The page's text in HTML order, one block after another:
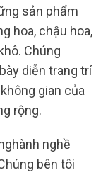
sản phẩm
hoa, chậu hoa,
Chúng
diễn trang trí
gian của
rộng.
nghề
bên tôi